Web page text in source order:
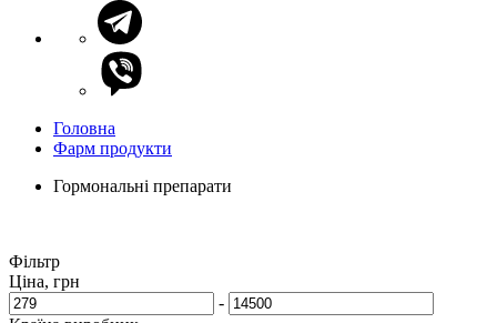
Головна
Фарм продукти
Гормональні препарати
Фільтр
Ціна, грн
-